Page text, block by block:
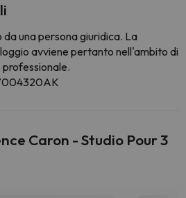
una persona giuridica. La
avviene pertanto nell'ambito di
Caron - Studio Pour 3